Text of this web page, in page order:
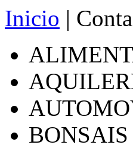
Inicio |
BONSAIS